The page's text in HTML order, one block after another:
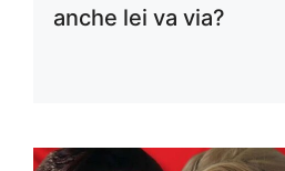
anche lei va via?